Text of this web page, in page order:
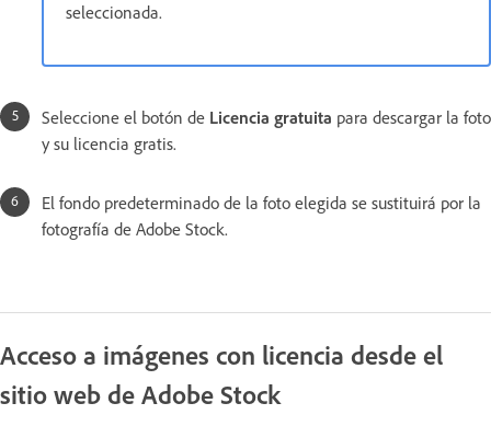
seleccionada.
Seleccione el botón de Licencia gratuita para descargar la foto
y su licencia gratis.
El fondo predeterminado de la foto elegida se sustituirá por la
fotografía de Adobe Stock.
Acceso a imágenes con licencia desde el
sitio web de Adobe Stock